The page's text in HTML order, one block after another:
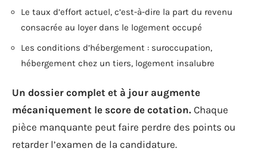
Le taux d’effort actuel, c’est-à-dire la part du revenu
consacrée au loyer dans le logement occupé
Les conditions d’hébergement : suroccupation,
hébergement chez un tiers, logement insalubre
Un dossier complet et à jour augmente
mécaniquement le score de cotation. Chaque
pièce manquante peut faire perdre des points ou
retarder l’examen de la candidature.